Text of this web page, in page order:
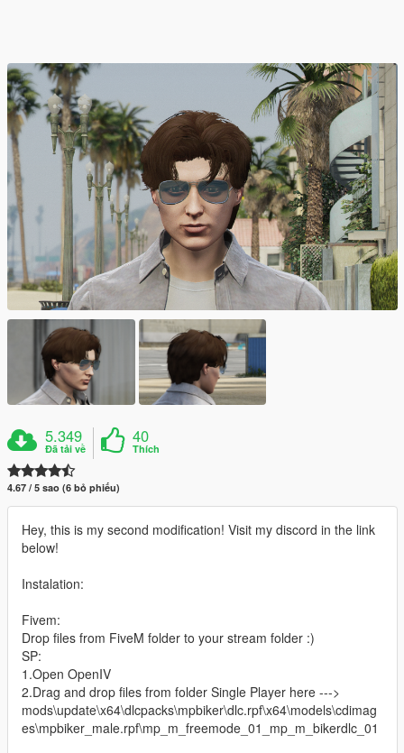
5.349
Đã tải về
40
Thích
4.67 / 5 sao (6 bỏ phiếu)
Hey, this is my second modification! Visit my discord in the link
below!
Instalation:
Fivem:
Drop files from FiveM folder to your stream folder :)
SP:
1.Open OpenIV
2.Drag and drop files from folder Single Player here --->
mods\update\x64\dlcpacks\mpbiker\dlc.rpf\x64\models\cdimag
es\mpbiker_male.rpf\mp_m_freemode_01_mp_m_bikerdlc_01